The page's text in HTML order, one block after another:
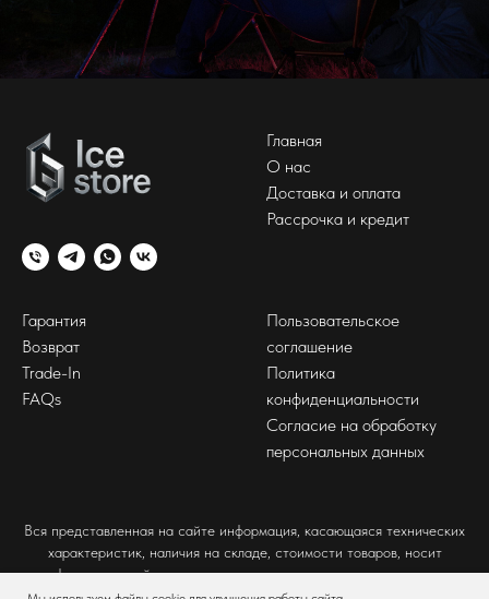
Главная
О нас
Доставка и оплата
Рассрочка и кредит
Гарантия
Возврат
Trade-In
FAQs
Пользовательское
соглашение
Политика
конфиденциальности
Согласие на обработку
персональных данных
Вся представленная на сайте информация, касающаяся технических
характеристик, наличия на складе, стоимости товаров, носит
информационный характер и ни при каких условиях не является